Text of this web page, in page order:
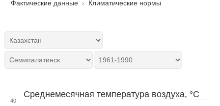
Фактические данные Климатические нормы
Среднемесячная температура воздуха, °C
40